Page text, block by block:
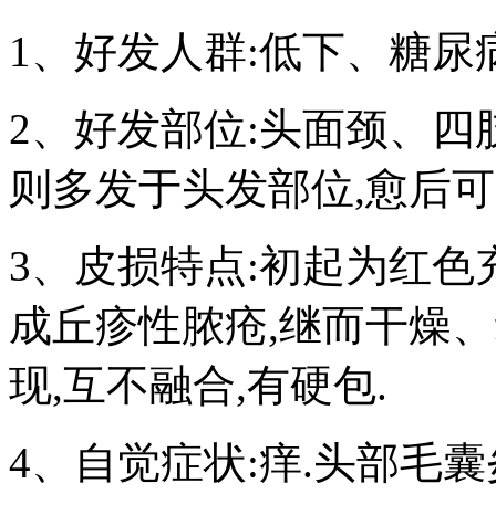
1、好发人群:低下、糖尿
2、好发部位:头面颈、
则多发于头发部位,愈后
3、皮损特点:初起为红
成丘疹性脓疮,继而干燥
现,互不融合,有硬包.
4、自觉症状:痒.头部毛